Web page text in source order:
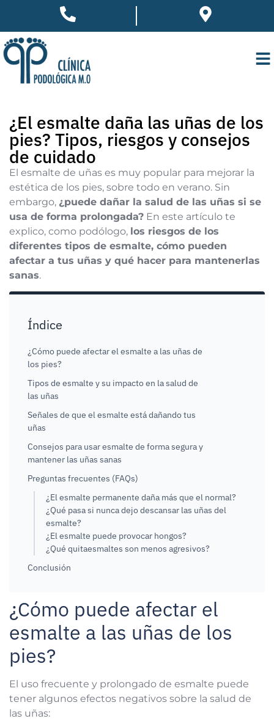
¿El esmalte daña las uñas de los
pies? Tipos, riesgos y consejos
de cuidado
El esmalte de uñas es muy popular para mejorar la
estética de los pies, sobre todo en verano. Sin
embargo, ¿puede dañar la salud de las uñas si se
usa de forma prolongada? En este artículo te
explico, como podólogo, los riesgos de los
diferentes tipos de esmalte, cómo pueden
afectar a tus uñas y qué hacer para mantenerlas
sanas.
Índice
¿Cómo puede afectar el esmalte a las uñas de
los pies?
Tipos de esmalte y su impacto en la salud de
las uñas
Señales de que el esmalte está dañando tus
uñas
Consejos para usar esmalte de forma segura y
mantener las uñas sanas
Preguntas frecuentes (FAQs)
¿El esmalte permanente daña más que el normal?
¿Qué pasa si nunca dejo descansar las uñas del
esmalte?
¿El esmalte puede provocar hongos?
¿Qué quitaesmaltes son menos agresivos?
Conclusión
¿Cómo puede afectar el
esmalte a las uñas de los
pies?
El uso frecuente y prolongado de esmalte puede
tener algunos efectos negativos sobre la salud de
las uñas: